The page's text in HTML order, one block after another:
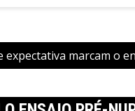
expectativa marcam o